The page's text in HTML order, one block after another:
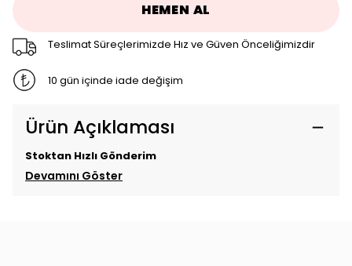
HEMEN AL
Teslimat Süreçlerimizde Hız ve Güven Önceliğimizdir
10 gün içinde iade değişim
Ürün Açıklaması
Stoktan Hızlı Gönderim
Devamını Göster